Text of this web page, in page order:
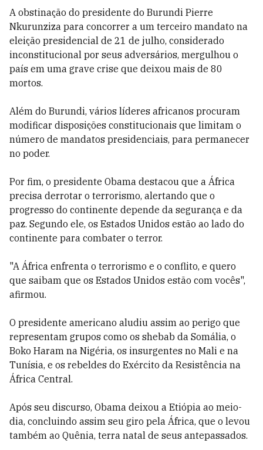
A obstinação do presidente do Burundi Pierre
Nkurunziza para concorrer a um terceiro mandato na
eleição presidencial de 21 de julho, considerado
inconstitucional por seus adversários, mergulhou o
país em uma grave crise que deixou mais de 80
mortos.
Além do Burundi, vários líderes africanos procuram
modificar disposições constitucionais que limitam o
número de mandatos presidenciais, para permanecer
no poder.
Por fim, o presidente Obama destacou que a África
precisa derrotar o terrorismo, alertando que o
progresso do continente depende da segurança e da
paz. Segundo ele, os Estados Unidos estão ao lado do
continente para combater o terror.
"A África enfrenta o terrorismo e o conflito, e quero
que saibam que os Estados Unidos estão com vocês",
afirmou.
O presidente americano aludiu assim ao perigo que
representam grupos como os shebab da Somália, o
Boko Haram na Nigéria, os insurgentes no Mali e na
Tunísia, e os rebeldes do Exército da Resistência na
África Central.
Após seu discurso, Obama deixou a Etiópia ao meio-
dia, concluindo assim seu giro pela África, que o levou
também ao Quênia, terra natal de seus antepassados.